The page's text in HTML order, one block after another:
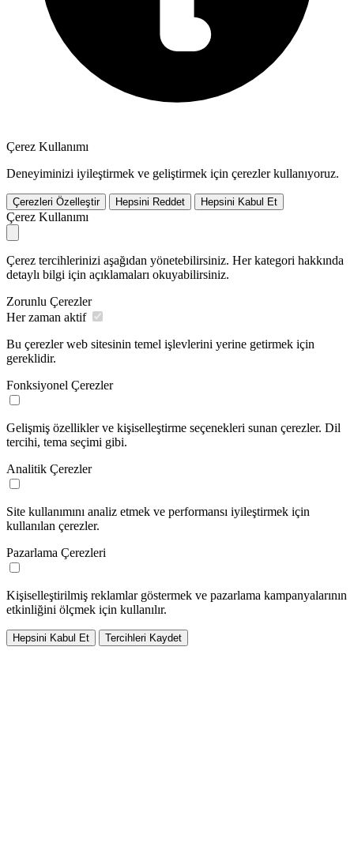
Çerez Kullanımı
Deneyiminizi iyileştirmek ve geliştirmek için çerezler kullanıyoruz.
Çerezleri Özelleştir Hepsini Reddet Hepsini Kabul Et
Çerez Kullanımı
Çerez tercihlerinizi aşağıdan yönetebilirsiniz. Her kategori hakkında
detaylı bilgi için açıklamaları okuyabilirsiniz.
Zorunlu Çerezler
Her zaman aktif
Bu çerezler web sitesinin temel işlevlerini yerine getirmek için
gereklidir.
Fonksiyonel Çerezler
Gelişmiş özellikler ve kişiselleştirme seçenekleri sunan çerezler. Dil
tercihi, tema seçimi gibi.
Analitik Çerezler
Site kullanımını analiz etmek ve performansı iyileştirmek için
kullanılan çerezler.
Pazarlama Çerezleri
Kişiselleştirilmiş reklamlar göstermek ve pazarlama kampanyalarının
etkinliğini ölçmek için kullanılır.
Hepsini Kabul Et Tercihleri Kaydet